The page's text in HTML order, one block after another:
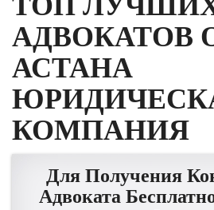
АДВОКАТОВ
АСТАНА
КОМПАНИЯ
Для Получения
Адвоката